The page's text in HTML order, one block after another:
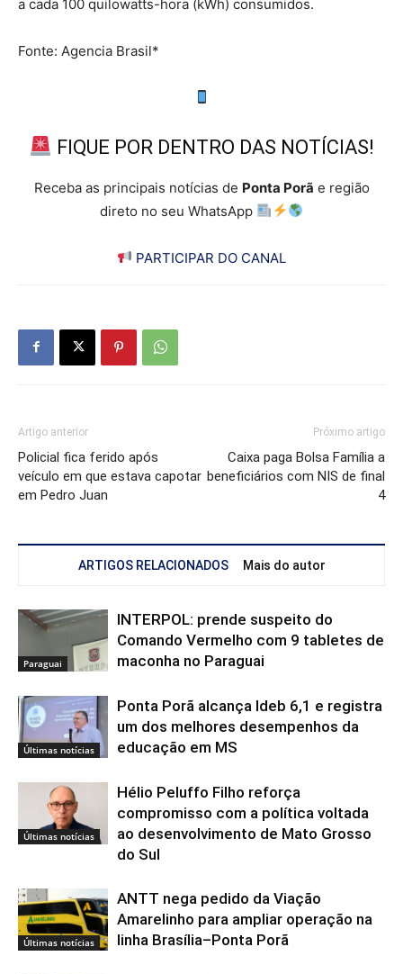
a cada 100 quilowatts-hora (kWh) consumidos.
Fonte: Agencia Brasil*
FIQUE POR DENTRO DAS NOTÍCIAS!
Receba as principais notícias de Ponta Porã e região
direto no seu WhatsApp
PARTICIPAR DO CANAL
Artigo anterior
Policial fica ferido após
veículo em que estava capotar
em Pedro Juan
Próximo artigo
Caixa paga Bolsa Família a
beneficiários com NIS de final
4
ARTIGOS RELACIONADOS Mais do autor
Paraguai
INTERPOL: prende suspeito do
Comando Vermelho com 9 tabletes de
maconha no Paraguai
Últimas notícias
Ponta Porã alcança Ideb 6,1 e registra
um dos melhores desempenhos da
educação em MS
Últimas notícias
Hélio Peluffo Filho reforça
compromisso com a política voltada
ao desenvolvimento de Mato Grosso
do Sul
Últimas notícias
ANTT nega pedido da Viação
Amarelinho para ampliar operação na
linha Brasília–Ponta Porã